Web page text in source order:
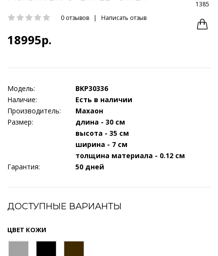
0 отзывов | Написать отзыв
18995р.
1385
Модель:
BKP30336
Наличие:
Есть в наличии
Производитель:
Махаон
Размер:
длина - 30 см
высота - 35 см
ширина - 7 см
толщина материала - 0.12 см
Гарантия:
50 дней
ДОСТУПНЫЕ ВАРИАНТЫ
ЦВЕТ КОЖИ